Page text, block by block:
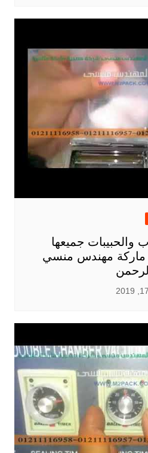
والحبيبات جميعها
بالفاكيوم بكود 601 ماركة مهندس منسي